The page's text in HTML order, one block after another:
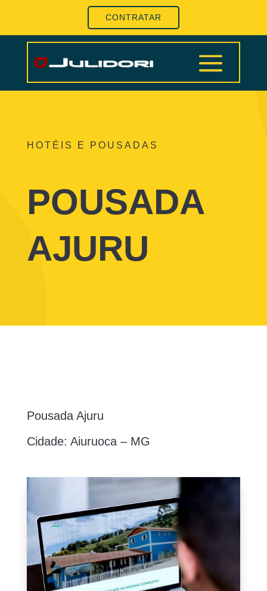
CONTRATAR
HOTÉIS E POUSADAS
POUSADA
AJURU
Pousada Ajuru
Cidade: Aiuruoca – MG